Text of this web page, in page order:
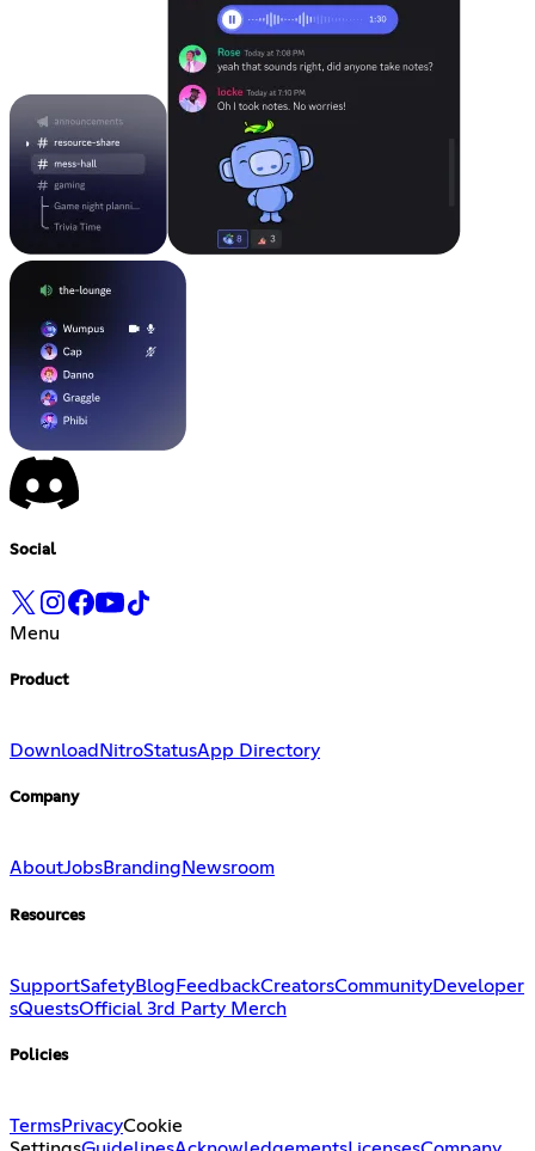
Social
Menu
Product
Download NitroStatusApp Directory
Company
AboutJobsBranding Newsroom
Resources
SupportSafetyBlog FeedbackCreatorsCommunityDeveloper
sQuestsOfficial 3rd Party Merch
Policies
TermsPrivacyCookie